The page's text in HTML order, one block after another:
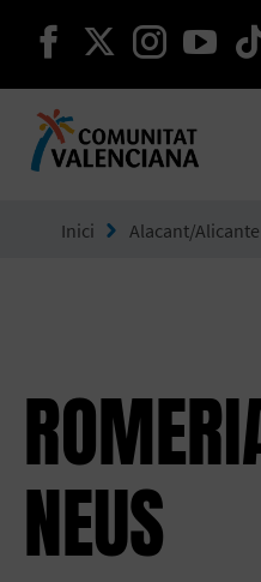
seguir en
seguir en
Inici Alacant/Alicante
NEUS